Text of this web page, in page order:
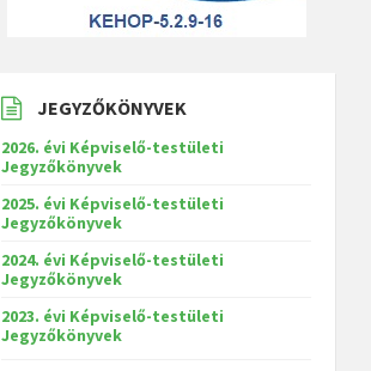
JEGYZŐKÖNYVEK
2026. évi Képviselő-testületi
Jegyzőkönyvek
2025. évi Képviselő-testületi
Jegyzőkönyvek
2024. évi Képviselő-testületi
Jegyzőkönyvek
2023. évi Képviselő-testületi
Jegyzőkönyvek